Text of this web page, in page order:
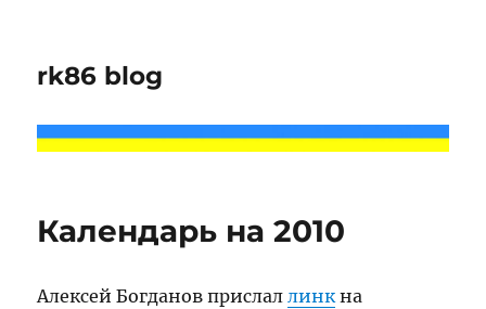
rk86 blog
Календарь на 2010
Алексей Богданов прислаллинкна